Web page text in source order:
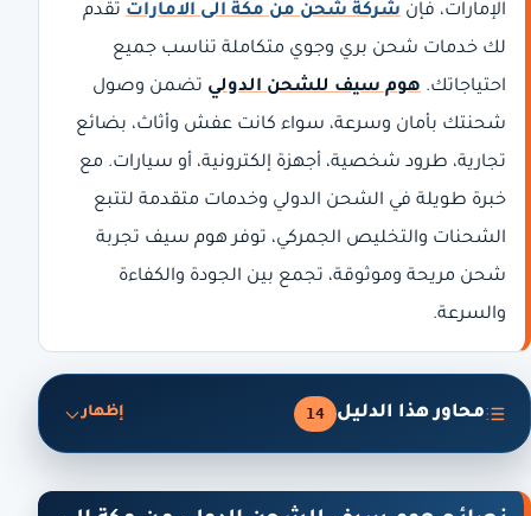
الإمارات، فإن شركة شحن من مكة الى الامارات تقدم
لك خدمات شحن بري وجوي متكاملة تناسب جميع
احتياجاتك. هوم سيف للشحن الدولي تضمن وصول
شحنتك بأمان وسرعة، سواء كانت عفش وأثاث، بضائع
تجارية، طرود شخصية، أجهزة إلكترونية، أو سيارات. مع
خبرة طويلة في الشحن الدولي وخدمات متقدمة لتتبع
الشحنات والتخليص الجمركي، توفر هوم سيف تجربة
شحن مريحة وموثوقة، تجمع بين الجودة والكفاءة
والسرعة.
محاور هذا الدليل 14 إظهار